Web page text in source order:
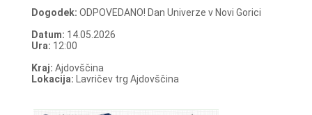
Dogodek: ODPOVEDANO! Dan Univerze v Novi Gorici
Datum: 14.05.2026
Ura: 12:00
Kraj: Ajdovščina
Lokacija: Lavričev trg Ajdovščina